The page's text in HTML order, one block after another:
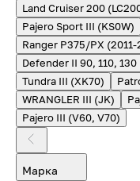
Land Cruiser 200
Pajero Sport III (KS0W)
Ranger P375/PX
Defender II 90, 110, 130
Tundra III (XK70)
WRANGLER III (JK)
Pajero III (V60, V70)
Марка